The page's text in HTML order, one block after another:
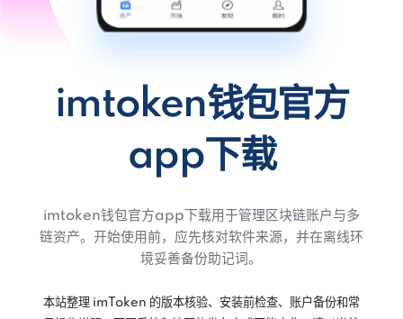
imtoken钱包官方
app下载
imtoken钱包官方app下载用于管理区块链账户与多
链资产。开始使用前，应先核对软件来源，并在离线环
境妥善备份助记词。
本站整理 imToken 的版本核验、安装前检查、账户备份和常